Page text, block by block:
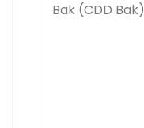
Bak (CDD Bak)